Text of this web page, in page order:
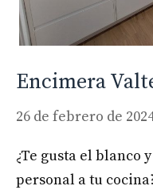
Encimera
26 de febrero de
¿Te gusta el blanco
personal a tu